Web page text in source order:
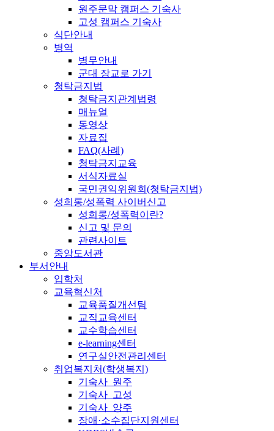
원주문막 캠퍼스 기숙사
고성 캠퍼스 기숙사
식단안내
병역
병무안내
군대 장교로 가기
청탁금지법
청탁금지관계법령
매뉴얼
동영상
자료집
FAQ(사례)
청탁금지교육
서식자료실
국민권익위원회(청탁금지법)
성희롱/성폭력 사이버신고
성희롱/성폭력이란?
신고 및 문의
관련사이트
중앙도서관
부서안내
입학처
교육혁신처
교육품질개선팀
교직교육센터
교수학습센터
e-learning센터
연구실안전관리센터
취업복지처(학생복지)
기숙사_원주
기숙사_고성
기숙사_양주
장애·소수집단지원센터